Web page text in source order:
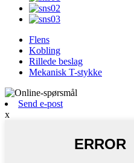
Flens
Kobling
Rillede beslag
Mekanisk T-stykke
Send e-post
x